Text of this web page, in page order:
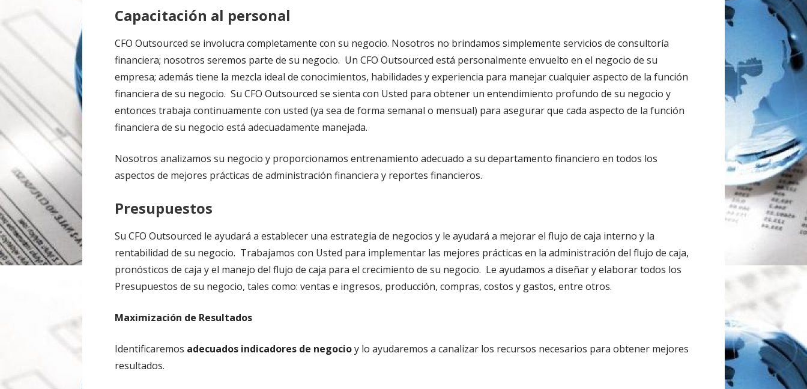
Capacitación al personal
CFO Outsourced se involucra completamente con su negocio. Nosotros no brindamos simplemente servicios de consultoría
financiera; nosotros seremos parte de su negocio. Un CFO Outsourced está personalmente envuelto en el negocio de su
empresa; además tiene la mezcla ideal de conocimientos, habilidades y experiencia para manejar cualquier aspecto de la función
financiera de su negocio. Su CFO Outsourced se sienta con Usted para obtener un entendimiento profundo de su negocio y
entonces trabaja continuamente con usted (ya sea de forma semanal o mensual) para asegurar que cada aspecto de la función
financiera de su negocio está adecuadamente manejada.
Nosotros analizamos su negocio y proporcionamos entrenamiento adecuado a su departamento financiero en todos los
aspectos de mejores prácticas de administración financiera y reportes financieros.
Presupuestos
Su CFO Outsourced le ayudará a establecer una estrategia de negocios y le ayudará a mejorar el flujo de caja interno y la
rentabilidad de su negocio. Trabajamos con Usted para implementar las mejores prácticas en la administración del flujo de caja,
pronósticos de caja y el manejo del flujo de caja para el crecimiento de su negocio. Le ayudamos a diseñar y elaborar todos los
Presupuestos de su negocio, tales como: ventas e ingresos, producción, compras, costos y gastos, entre otros.
Maximización de Resultados
Identificaremos adecuados indicadores de negocioy lo ayudaremos a canalizar los recursos necesarios para obtener mejores
resultados.